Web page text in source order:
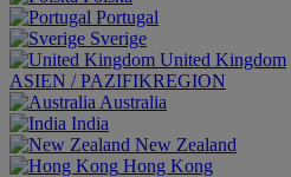
Portugal
Sverige
United Kingdom
ASIEN / PAZIFIKREGION
Australia
India
New Zealand
Hong Kong